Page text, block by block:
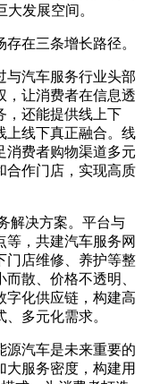
发展空间。
在三条增长路径。
汽车服务行业头部
，让消费者在信息透
，还能提供线上下
上线下真正融合。线
消费者购物渠道多元
合作门店，实现高质
决方案。平台与
等，共建汽车服务网
门店维修、养护等整
散、价格不透明、
字化供应链，构建高
多元化需求。
汽车是未来重要的
大服务密度，构建用